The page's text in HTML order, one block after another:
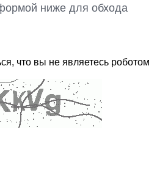
ниже для обхода
что вы не являетесь роботом